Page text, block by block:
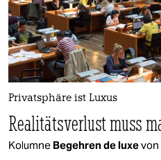
Privatsphäre ist Luxus
Realitätsverlust muss
Kolumne Begehren de luxevon